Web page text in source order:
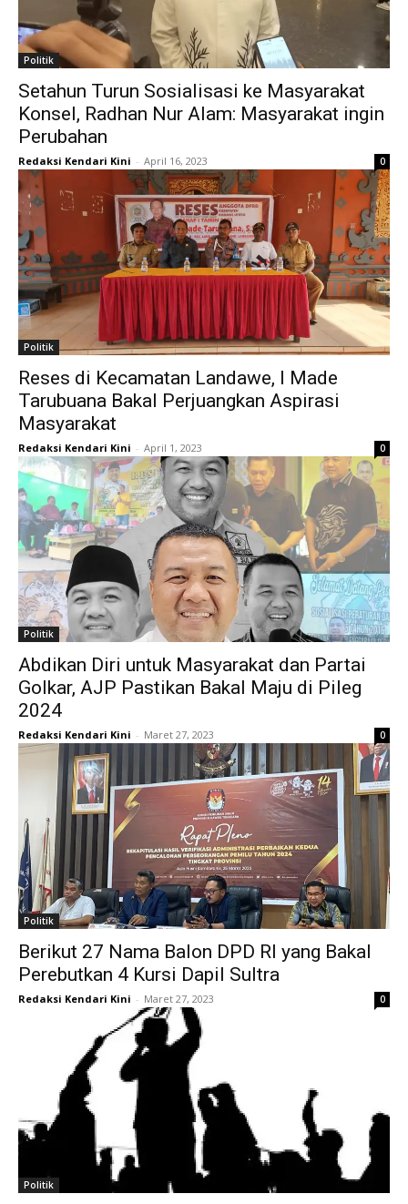
Politik
Setahun Turun Sosialisasi ke Masyarakat
Konsel, Radhan Nur Alam: Masyarakat ingin
Perubahan
Redaksi Kendari Kini - April 16, 2023 0
Politik
Reses di Kecamatan Landawe, I Made
Tarubuana Bakal Perjuangkan Aspirasi
Masyarakat
Redaksi Kendari Kini - April 1, 2023 0
Politik
Abdikan Diri untuk Masyarakat dan Partai
Golkar, AJP Pastikan Bakal Maju di Pileg
2024
Redaksi Kendari Kini - Maret 27, 2023 0
Politik
Berikut 27 Nama Balon DPD RI yang Bakal
Perebutkan 4 Kursi Dapil Sultra
Redaksi Kendari Kini - Maret 27, 2023 0
Politik